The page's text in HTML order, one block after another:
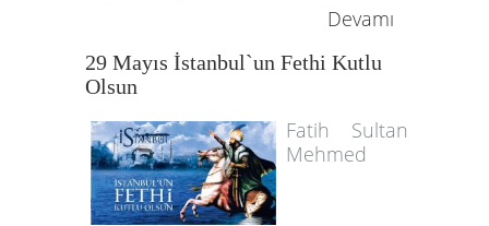
Devamı
29 Mayıs İstanbul`un Fethi Kutlu
Olsun
Fatih Sultan
Mehmed